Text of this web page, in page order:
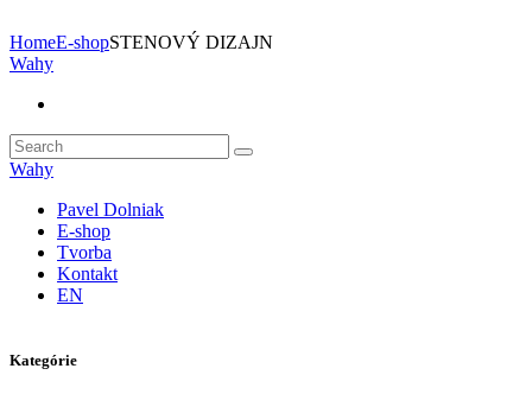
HomeE-shopSTENOVÝ DIZAJN
Wahy
Wahy
Pavel Dolniak
E-shop
Tvorba
Kontakt
EN
Kategórie